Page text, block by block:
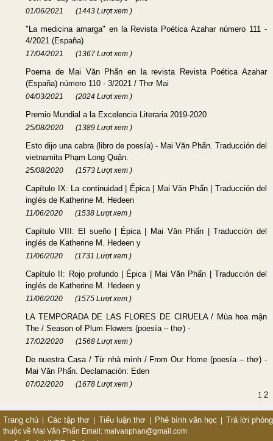
01/06/2021 (1443 Lượt xem )
"La medicina amarga" en la Revista Poética Azahar número 111 -
4/2021 (España)
17/04/2021 (1367 Lượt xem )
Poema de Mai Văn Phấn en la revista Revista Poética Azahar
(España) número 110 - 3/2021 / Thơ Mai
04/03/2021 (2024 Lượt xem )
Premio Mundial a la Excelencia Literaria 2019-2020
25/08/2020 (1389 Lượt xem )
Esto dijo una cabra (libro de poesía) - Mai Văn Phấn. Traducción del
vietnamita Phạm Long Quận.
25/08/2020 (1573 Lượt xem )
Capítulo IX: La continuidad | Épica | Mai Văn Phấn | Traducción del
inglés de Katherine M. Hedeen
11/06/2020 (1538 Lượt xem )
Capítulo VIII: El sueño | Épica | Mai Văn Phấn | Traducción del
inglés de Katherine M. Hedeen y
11/06/2020 (1731 Lượt xem )
Capítulo II: Rojo profundo | Épica | Mai Văn Phấn | Traducción del
inglés de Katherine M. Hedeen y
11/06/2020 (1575 Lượt xem )
LA TEMPORADA DE LAS FLORES DE CIRUELA / Mùa hoa mận
The / Season of Plum Flowers (poesía – thơ) -
17/02/2020 (1568 Lượt xem )
De nuestra Casa / Từ nhà mình / From Our Home (poesía – thơ) -
Mai Văn Phấn. Declamación: Eden
07/02/2020
(1678 Lượt xem )
1 2
Trang chủ Các tập thơ Tiểu luận thơ Phê bình văn học Trả lời
thuộc về Mai Văn Phấn Email: maivanphan@gmail.com